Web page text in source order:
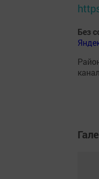
Без